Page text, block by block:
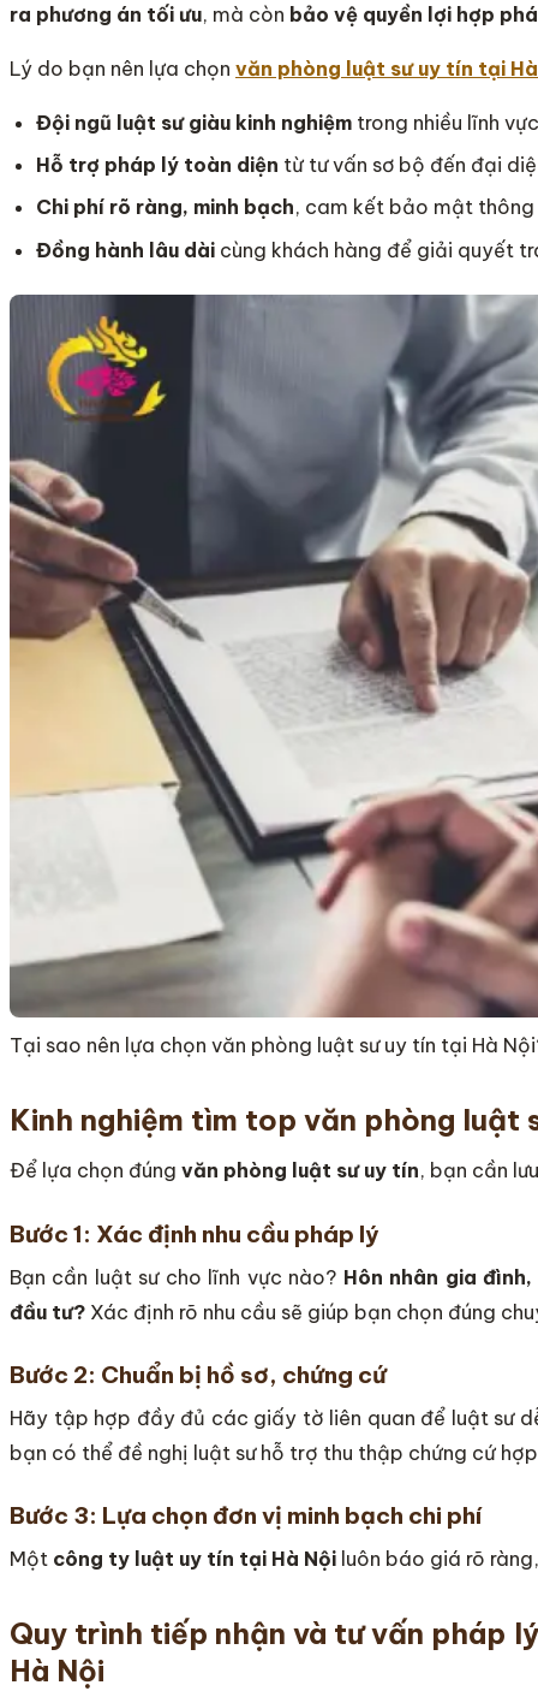
ra phương án tối ưu, mà còn bảo vệ quyền lợi hợp
Lý do bạn nên lựa chọn văn phòng luật sư uy tín tại
Đội ngũ luật sư giàu kinh nghiệm trong nhiều lĩnh
Hỗ trợ pháp lý toàn diện từ tư vấn sơ bộ đến đại
Chi phí rõ ràng, minh bạch, cam kết bảo mật
Đồng hành lâu dài cùng khách hàng để giải quyết
Tại sao nên lựa chọn văn phòng luật sư uy tín tại Hà
Kinh nghiệm tìm top văn phòng luật
Để lựa chọn đúng văn phòng luật sư uy tín, bạn cần
Bước 1: Xác định nhu cầu pháp lý
Bạn cần luật sư cho lĩnh vực nào? Hôn nhân gia
đầu tư? Xác định rõ nhu cầu sẽ giúp bạn chọn đúng
Bước 2: Chuẩn bị hồ sơ, chứng cứ
Hãy tập hợp đầy đủ các giấy tờ liên quan để luật sư
bạn có thể đề nghị luật sư hỗ trợ thu thập chứng cứ
Bước 3: Lựa chọn đơn vị minh bạch chi phí
Một công ty luật uy tín tại Hà Nội luôn báo giá rõ
Quy trình tiếp nhận và tư vấn pháp
Hà Nội